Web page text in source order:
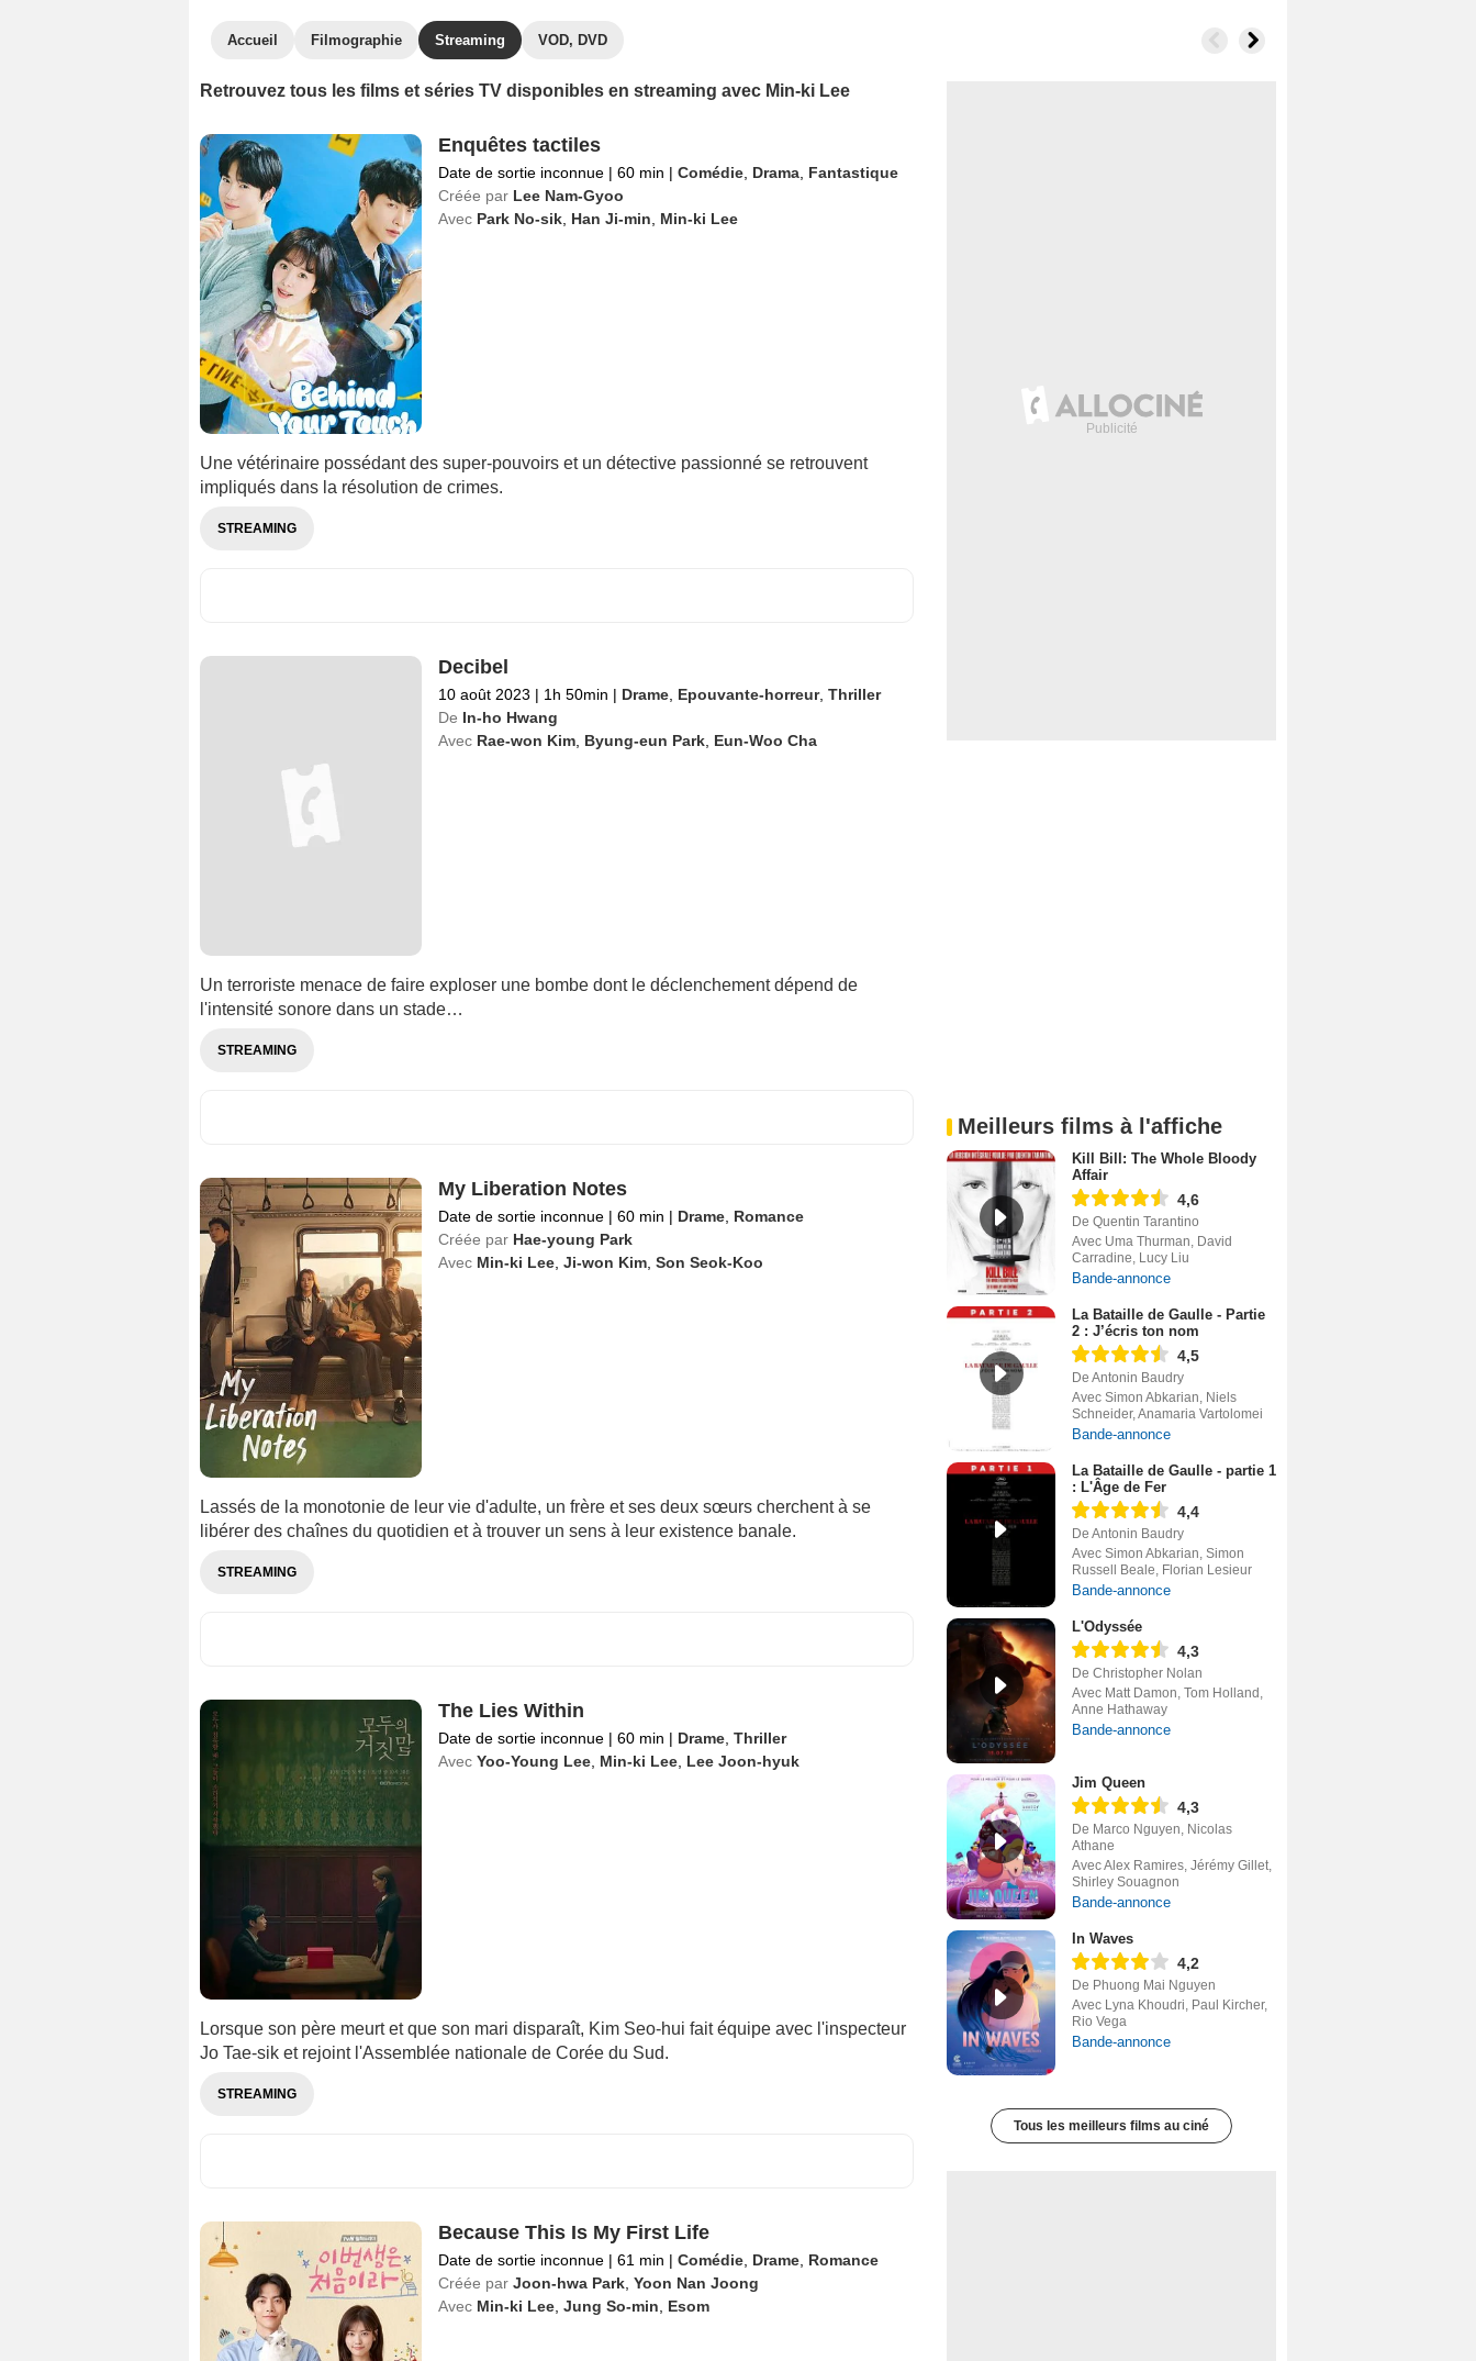
Accueil Filmographie Streaming VOD, DVD
Retrouvez tous les films et séries TV disponibles en streaming avec Min-ki Lee
Enquêtes tactiles
Date de sortie inconnue | 60 min | Comédie, Drama, Fantastique
Créée par Lee Nam-Gyoo
Avec Park No-sik, Han Ji-min Min-ki Lee
Une vétérinaire possédant des super-pouvoirs et un détective passionné se retrouvent
impliqués dans la résolution de crimes.
STREAMING
Decibel
10 août 2023 | 1h 50min | Drame, Epouvante-horreur, Thriller
De In-ho Hwang
Avec Rae-won Kim, Byung-eun Park, Eun-Woo Cha
Un terroriste menace de faire exploser une bombe dont le déclenchement dépend de
l'intensité sonore dans un stade…
STREAMING
My Liberation Notes
Date de sortie inconnue | 60 min | Drame, Romance
Créée par Hae-young Park
Avec Min-ki Lee, Ji-won Kim, Son Seok-Koo
Lassés de la monotonie de leur vie d'adulte, un frère et ses deux sœurs cherchent à se
libérer des chaînes du quotidien et à trouver un sens à leur existence banale.
STREAMING
The Lies Within
Date de sortie inconnue | 60 min | Drame, Thriller
Avec Yoo-Young Lee, Min-ki Lee, Lee Joon-hyuk
Lorsque son père meurt et que son mari disparaît, Kim Seo-hui fait équipe avec l'inspecteur
Jo Tae-sik et rejoint l'Assemblée nationale de Corée du Sud.
STREAMING
Because This Is My First Life
Date de sortie inconnue | 61 min | Comédie, Drame, Romance
Créée par Joon-hwa Park, Yoon Nan Joong
Avec Min-ki Lee, Jung So-min, Esom
Meilleurs films à l'affiche
Kill Bill: The Whole Bloody
Affair
4,6
De Quentin Tarantino
Avec Uma Thurman, David
Carradine, Lucy Liu
Bande-annonce
La Bataille de Gaulle - Partie
2 : J’écris ton nom
4,5
De Antonin Baudry
Avec Simon Abkarian, Niels
Schneider, Anamaria Vartolomei
Bande-annonce
La Bataille de Gaulle - partie 1
: L'Âge de Fer
4,4
De Antonin Baudry
Avec Simon Abkarian, Simon
Russell Beale, Florian Lesieur
Bande-annonce
L'Odyssée
4,3
De Christopher Nolan
Avec Matt Damon, Tom Holland,
Anne Hathaway
Bande-annonce
Jim Queen
4,3
De Marco Nguyen, Nicolas
Athane
Avec Alex Ramires, Jérémy Gillet,
Shirley Souagnon
Bande-annonce
In Waves
4,2
De Phuong Mai Nguyen
Avec Lyna Khoudri, Paul Kircher,
Rio Vega
Bande-annonce
Tous les meilleurs films au ciné